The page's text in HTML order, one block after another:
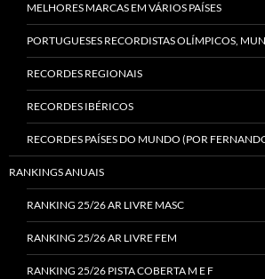
MELHORES MARCAS EM VÁRIOS PAÍSES
PORTUGUESES RECORDISTAS OLÍMPICOS,
RECORDES REGIONAIS
RECORDES IBÉRICOS
RECORDES PAÍSES DO MUNDO (POR
RANKINGS ANUAIS
RANKING 25/26 AR LIVRE MASC
RANKING 25/26 AR LIVRE FEM
RANKING 25/26 PISTA COBERTA M E F